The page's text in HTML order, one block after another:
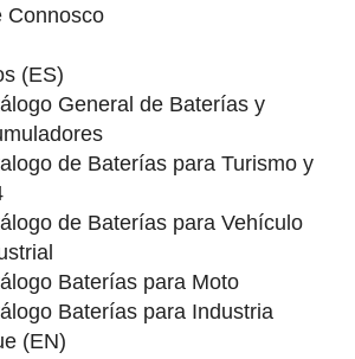
Connosco
(ES)
General de Baterías y
de Baterías para Turismo y
de Baterías para Vehículo
Baterías para Moto
Baterías para Industria
(EN)